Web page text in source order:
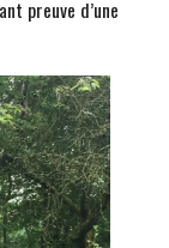
preuve d’une